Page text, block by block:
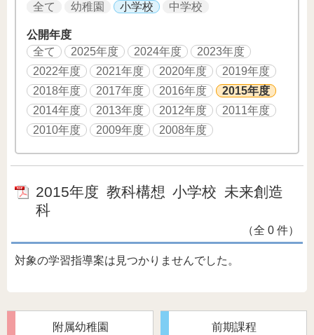
全て
幼稚園 小学校 中学校
公開年度
全て
2025年度 2024年度
2023年度
2022年度
2021年度 2020年度
2019年度
2018年度
2017年度 2016年度
2015年度
2014年度
2013年度 2012年度
2011年度
2010年度
2009年度 2008年度
2015年度 教科構想 小学校 未来創造
科
（全 0 件）
対象の学習指導案は見つかりませんでした。
附属幼稚園 前期課程